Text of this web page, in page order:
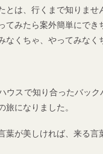
とは、行くまで知りませ
てみたら案外簡単にでき
なくちゃ、やってみなく
ウスで知り合ったバッ
旅になりました。
葉が美しければ、来る言